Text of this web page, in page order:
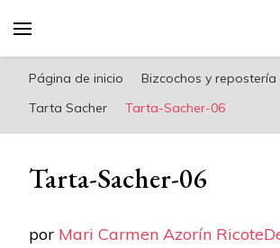
riconoricote.com es un blog
fácil, saludable y dieta
Página de inicio
Bizcochos y repostería
Tarta Sacher
Tarta-Sacher-06
Tarta-Sacher-06
por Mari Carmen Azorín Ricote